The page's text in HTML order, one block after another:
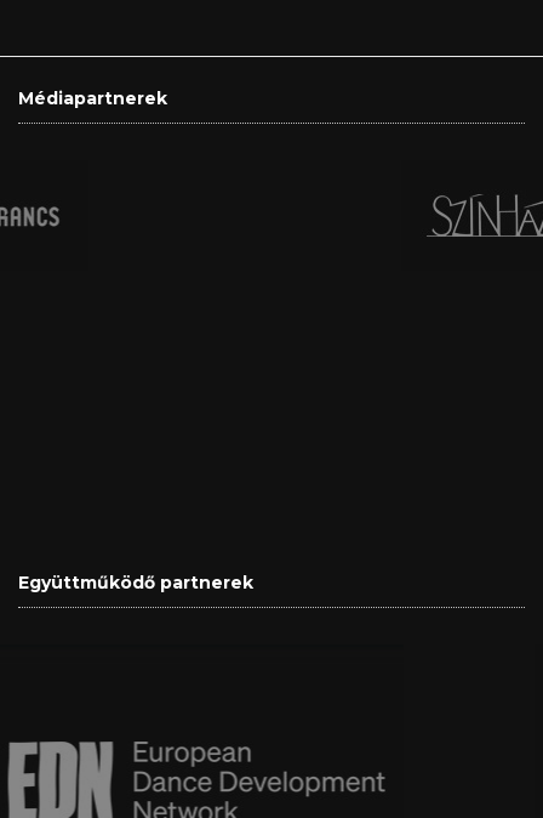
Médiapartnerek
Együttműködő partnerek